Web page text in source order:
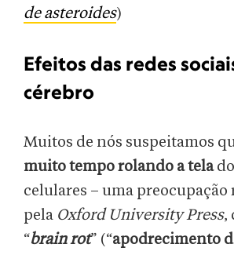
de asteroides)
Efeitos das redes
cérebro
Muitos de nós suspeitamos
muito tempo rolando a tela
celulares – uma preocupação
pela Oxford University Press,
“brain rot” (“apodrecimento